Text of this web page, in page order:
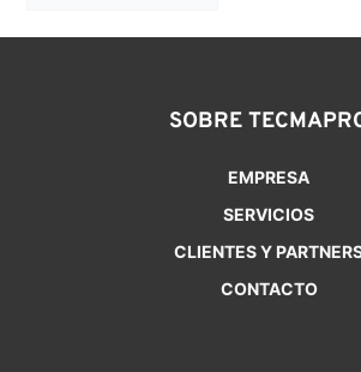
SOBRE
EMPRESA
SERVICIOS
CLIENTES Y
CONTACTO